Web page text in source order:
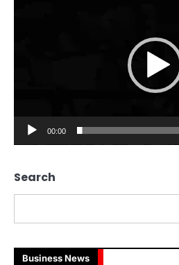
00:00
Search
Business News